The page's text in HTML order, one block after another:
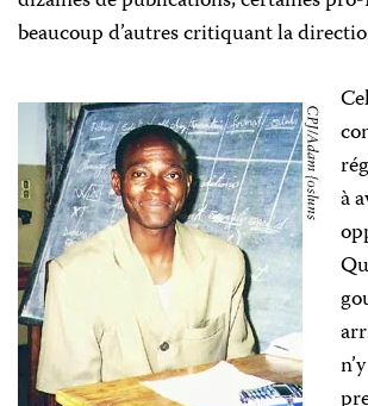
beaucoup d’autres critiquant la
à